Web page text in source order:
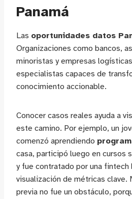
Panamá
Las oportunidades datos
Organizaciones como bancos,
minoristas y empresas
especialistas capaces de
conocimiento accionable.
Conocer casos reales ayuda a
este camino. Por ejemplo, un
comenzó aprendiendo
casa, participó luego en cursos
y fue contratado por una fintech
visualización de métricas clave.
previa no fue un obstáculo,